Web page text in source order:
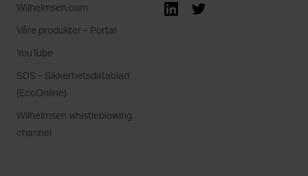
Wilhelmsen.com
Våre produkter – Portal
YouTube
SDS – Sikkerhetsdatablad
(EcoOnline)
Wilhelmsen whistleblowing
channel